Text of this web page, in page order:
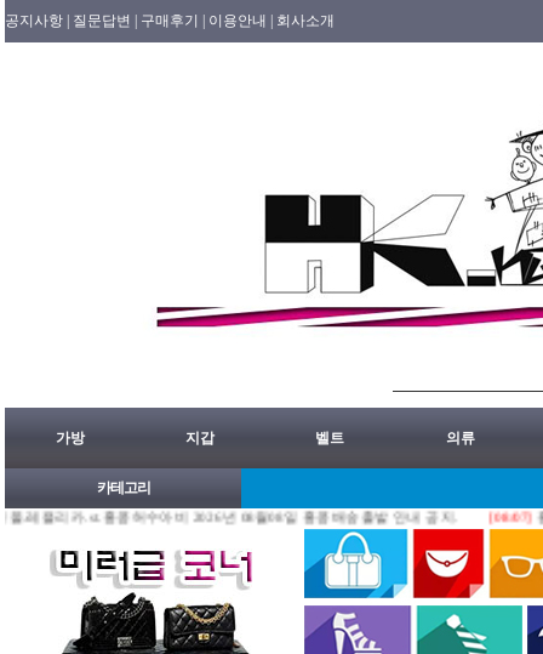
공지사항 | 질문답변 | 구매후기 | 이용안내 | 회사소개
가방 지갑 벨트 의류
카테고리
.st.홍콩허수아비 2026년 08월08일 홍콩배송출발 안내 공지.
[08/07] 홍콩명품